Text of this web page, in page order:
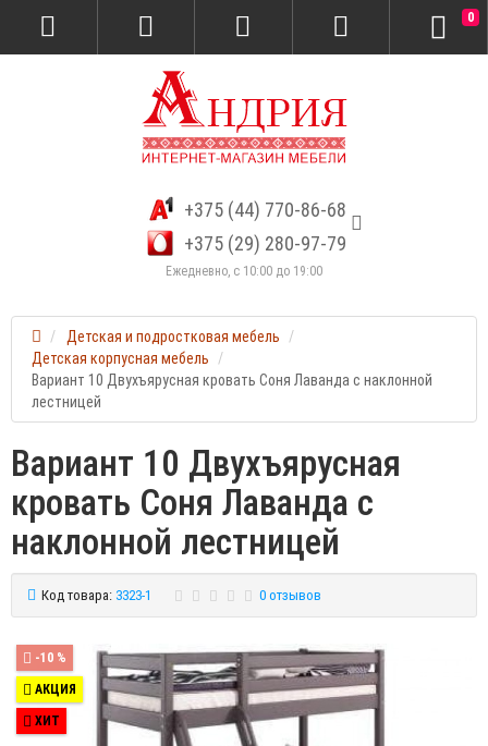
+375 (44) 770-86-68
+375 (29) 280-97-79
Ежедневно, с 10:00 до 19:00
0
Детская и подростковая мебель
Детская корпусная мебель
Вариант 10 Двухъярусная кровать Соня Лаванда с наклонной
лестницей
Вариант 10 Двухъярусная
кровать Соня Лаванда с
наклонной лестницей
Код товара: 3323-1 0 отзывов
-10 %
АКЦИЯ
ХИТ